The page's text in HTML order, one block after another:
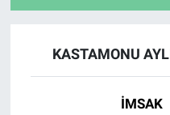
KASTAMONU
İMSAK